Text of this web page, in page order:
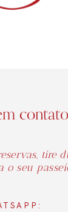
início
contato
tire
o seu